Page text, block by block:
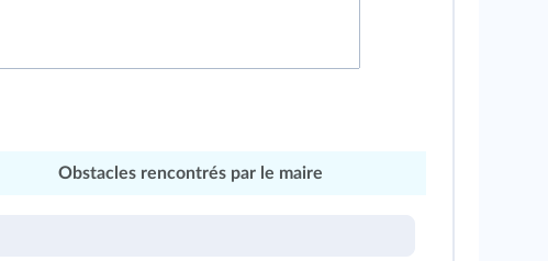
Obstacles rencontrés par le maire